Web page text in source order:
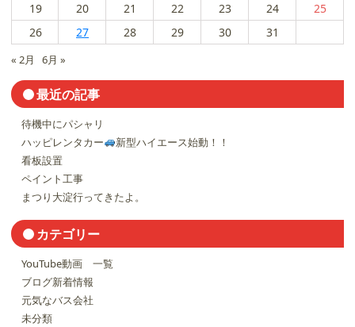
19
20 21 22 23 24
25
26
27 28 29 30 31
« 2月 6月 »
最近の記事
待機中にパシャリ
ハッピレンタカー
新型ハイエース始動！！
看板設置
ペイント工事
まつり大淀行ってきたよ。
カテゴリー
YouTube動画 一覧
ブログ新着情報
元気なバス会社
未分類